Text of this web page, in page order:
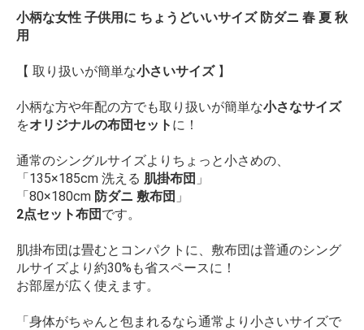
小柄な女性 子供用に ちょうどいいサイズ 防ダニ 春 夏 秋
用
【 取り扱いが簡単な小さいサイズ】
小柄な方や年配の方でも取り扱いが簡単な小さなサイズ
をオリジナルの布団セット に！
通常のシングルサイズよりちょっと小さめの、
「135×185cm 洗える 肌掛布団 」
「80×180cm 防ダニ 敷布団 」
2点セット布団 です。
肌掛布団は畳むとコンパクトに、敷布団は普通のシング
ルサイズより約30%も省スペースに！
お部屋が広く使えます。
「身体がちゃんと包まれるなら通常より小さいサイズで